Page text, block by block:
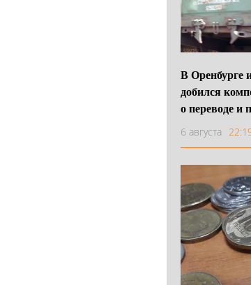
В
добился
о переводе и
6 августа